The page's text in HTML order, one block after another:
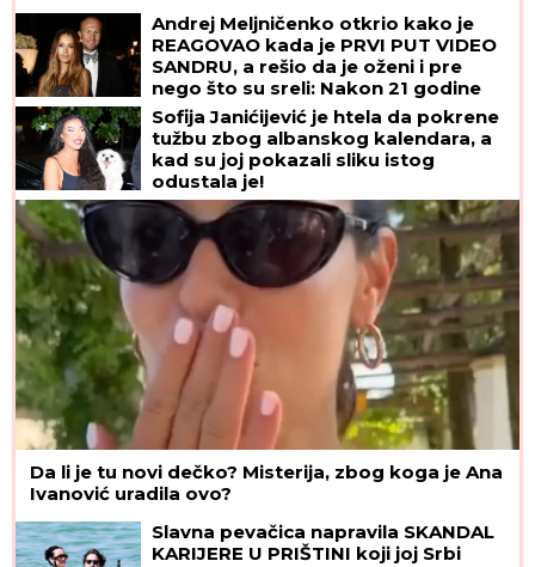
Andrej Meljničenko otkrio kako je
REAGOVAO kada je PRVI PUT VIDEO
SANDRU, a rešio da je oženi i pre
nego što su sreli: Nakon 21 godine
braka ovako priča o supruzi, jedan
greh iz mladosti sebi ne može da
oprosti
Sofija Janićijević je htela da pokrene
tužbu zbog albanskog kalendara, a
kad su joj pokazali sliku istog
odustala je!
Da li je tu novi dečko? Misterija, zbog koga je Ana
Ivanović uradila ovo?
Slavna pevačica napravila SKANDAL
KARIJERE U PRIŠTINI koji joj Srbi